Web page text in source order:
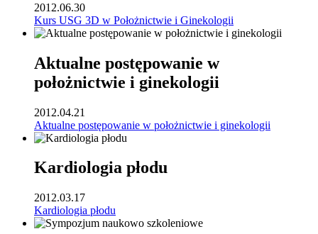
2012.06.30
Kurs USG 3D w Położnictwie i Ginekologii
Aktualne postępowanie w
położnictwie i ginekologii
2012.04.21
Aktualne postępowanie w położnictwie i ginekologii
Kardiologia płodu
2012.03.17
Kardiologia płodu